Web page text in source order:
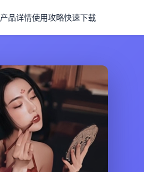
产品详情使用攻略快速下载